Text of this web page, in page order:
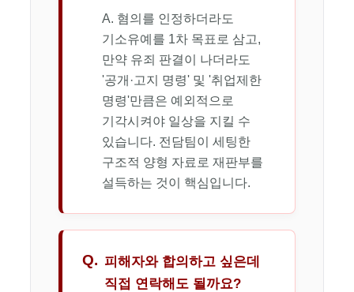
A. 혐의를 인정하더라도
기소유예를 1차 목표로 삼고,
만약 유죄 판결이 나더라도
'공개·고지 명령' 및 '취업제한
명령'만큼은 예외적으로
기각시켜야 일상을 지킬 수
있습니다. 전담팀이 세팅한
구조적 양형 자료로 재판부를
설득하는 것이 핵심입니다.
Q. 피해자와 합의하고 싶은데
직접 연락해도 될까요?